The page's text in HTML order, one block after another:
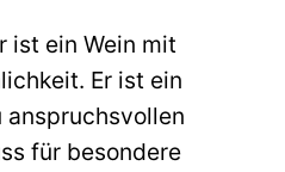
ist ein Wein mit
Er ist ein
für besondere